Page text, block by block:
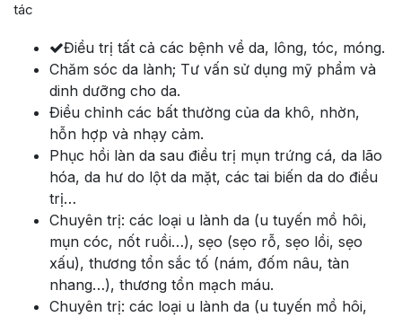
tác
Điều trị tất cả các bệnh về da, lông, tóc, móng.
Chăm sóc da lành; Tư vấn sử dụng mỹ phẩm và
dinh dưỡng cho da.
Điều chỉnh các bất thường của da khô, nhờn,
hỗn hợp và nhạy cảm.
Phục hồi làn da sau điều trị mụn trứng cá, da lão
hóa, da hư do lột da mặt, các tai biến da do điều
trị…
Chuyên trị: các loại u lành da (u tuyến mồ hôi,
mụn cóc, nốt ruồi…), sẹo (sẹo rỗ, sẹo lồi, sẹo
xấu), thương tổn sắc tố (nám, đốm nâu, tàn
nhang…), thương tổn mạch máu.
Chuyên trị: các loại u lành da (u tuyến mồ hôi,